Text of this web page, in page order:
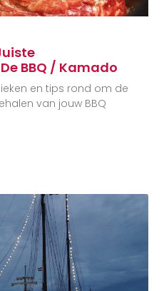
BBQ / Kamado
en tips rond om de
van jouw BBQ